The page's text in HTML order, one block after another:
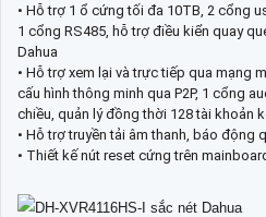
• Hỗ trợ 1 ổ cứng tối đa 10TB, 2 cổng
1 cổng RS485, hỗ trợ điều kiển quay
Dahua
• Hỗ trợ xem lại và trực tiếp qua mạng
cấu hình thông minh qua P2P, 1 cổng
chiều, quản lý đồng thời 128 tài khoản
• Hỗ trợ truyền tải âm thanh, báo động
• Thiết kế nút reset cứng trên